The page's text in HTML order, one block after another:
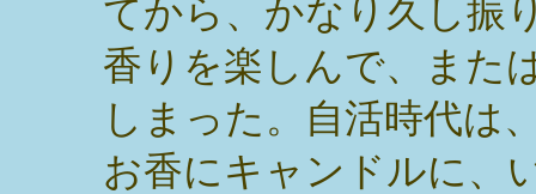
てから、かなり久し振
香りを楽しんで、また
しまった。自活時代は
お香にキャンドルに、